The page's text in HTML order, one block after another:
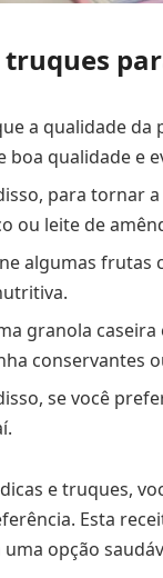
truques
a qualidade da
boa qualidade e
para tornar
ou leite de
algumas frutas
granola caseira
conservantes
se você
e truques,
Esta
opção